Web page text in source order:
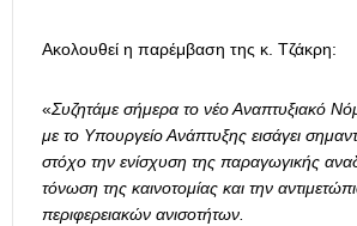
Ακολουθεί η παρέμβαση της κ. Τζάκρη:
«Συζητάμε σήμερα το νέο Αναπτυξιακό
με το Υπουργείο Ανάπτυξης εισάγει
στόχο την ενίσχυση της παραγωγικής
τόνωση της καινοτομίας και την
περιφερειακών ανισοτήτων.